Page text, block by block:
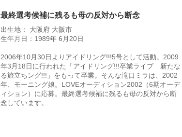
最終選考候補に残るも母の反対から断念
出生地： 大阪府 大阪市
生年月日：1989年 6月20日
2006年10月30日よりアイドリング!!!5号として活動。2009
年3月18日に行われた「アイドリング!!!卒業ライブ 新たな
る旅立ちング!!!」をもって卒業。そんな滝口ミラは、2002
年、モーニング娘。LOVEオーディション2002（6期オーデ
ィション）に応募。最終選考候補に残るも母の反対から断
念しています。